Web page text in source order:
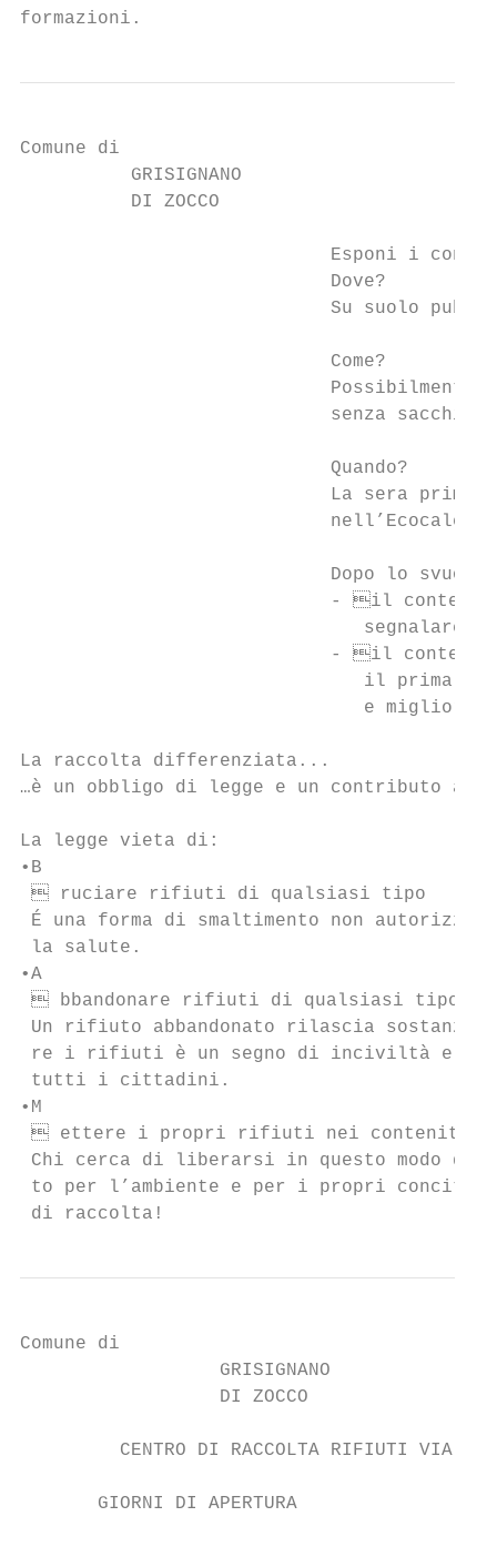
formazioni.
Comune di
          GRISIGNANO
          DI ZOCCO
Esponi i
                            Dove?
Su suolo
                            Come?
Possibilmente
senza sacchi
                            Quando?
La sera prima
Dopo lo
- il
segnalare
- il
il prima
e
La raccolta differenziata...
…è un obbligo di legge e un contributo
La legge vieta di:
•B
 ruciare rifiuti di qualsiasi tipo
É una forma di smaltimento non
la salute.
•A
 bbandonare rifiuti di qualsiasi tipo
Un rifiuto abbandonato rilascia sostanze
re i rifiuti è un segno di inciviltà e
tutti i cittadini.
•M
 ettere i propri rifiuti nei
Chi cerca di liberarsi in questo modo
to per l’ambiente e per i propri
di raccolta!
Comune di
                  GRISIGNANO
                  DI ZOCCO
CENTRO DI RACCOLTA RIFIUTI VIA
       GIORNI DI APERTURA